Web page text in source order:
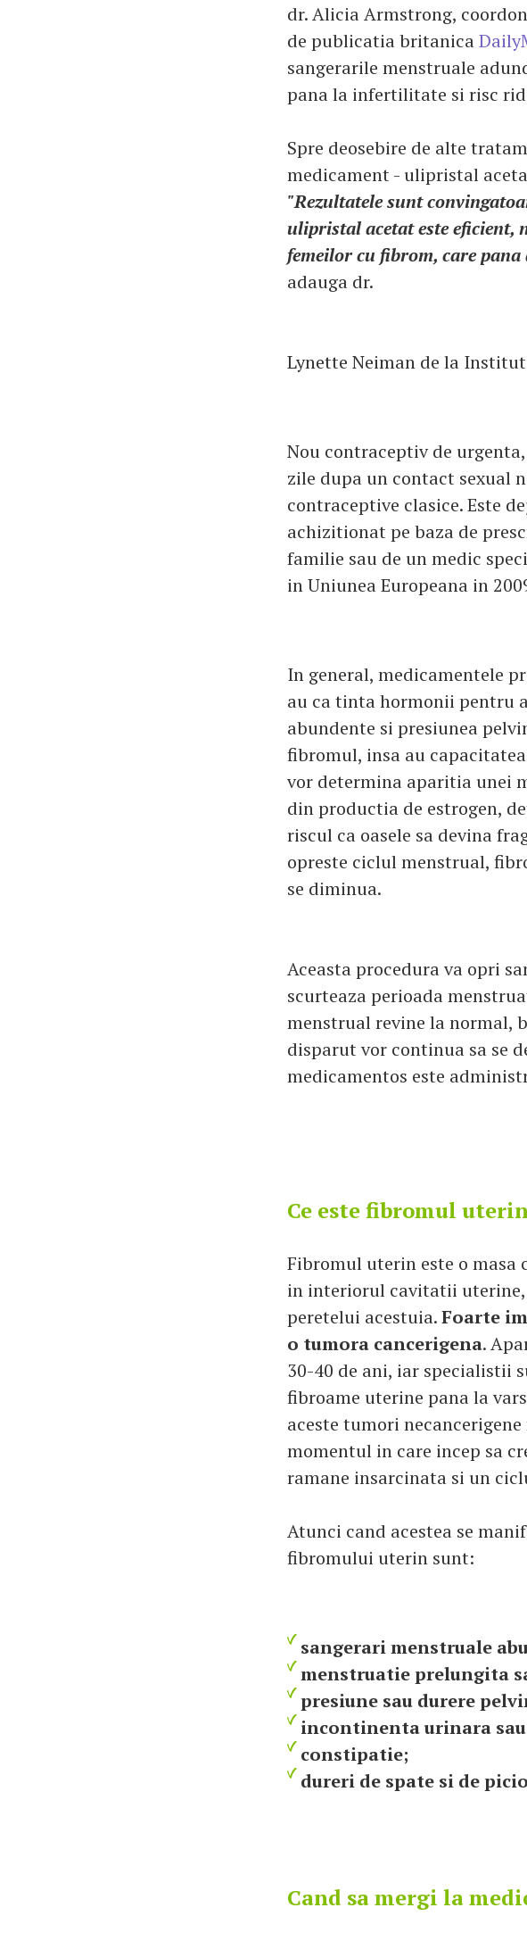
dr. Alicia Armstrong,
de publicatia britanica
sangerarile menstruale
pana la infertilitate si risc
Spre deosebire de alte
medicament - ulipristal
"Rezultatele sunt
ulipristal acetat este
femeilor cu fibrom, care
adauga dr.
Lynette Neiman de la
Nou contraceptiv de urgenta,
zile dupa un contact sexual
contraceptive clasice. Este
achizitionat pe baza de
familie sau de un medic
in Uniunea Europeana in
In general, medicamentele
au ca tinta hormonii pentru
abundente si presiunea
fibromul, insa au
vor determina aparitia unei
din productia de estrogen,
riscul ca oasele sa devina
opreste ciclul menstrual,
se diminua.
Aceasta procedura va opri
scurteaza perioada
menstrual revine la normal,
disparut vor continua sa se
medicamentos este
Ce este fibromul
Fibromul uterin este o masa
in interiorul cavitatii
peretelui acestuia.Foarte
o tumora cancerigena.
30-40 de ani, iar specialistii
fibroame uterine pana la
aceste tumori
momentul in care incep sa
ramane insarcinata si un
Atunci cand acestea se
fibromului uterin sunt:
sangerari menstruale
menstruatie prelungita
presiune sau durere
incontinenta urinara
constipatie;
dureri de spate si de
Cand sa mergi la